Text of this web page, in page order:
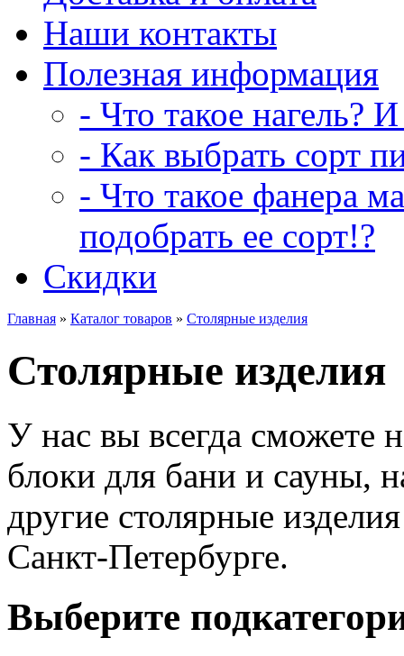
Наши контакты
Полезная информация
- Что такое нагель?
- Как выбрать сорт
- Что такое фанера
подобрать ее сорт!?
Скидки
Главная » Каталог товаров » Столярные изделия
Столярные изделия
У нас вы всегда сможете
блоки для бани и сауны,
другие столярные
Санкт-Петербурге.
Выберите